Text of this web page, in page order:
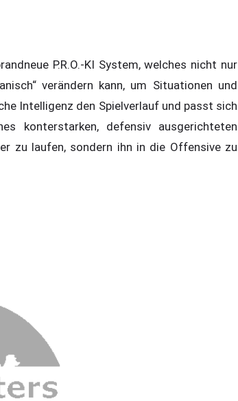
P.R.O.-KI System, welches nicht nur
verändern kann, um Situationen und
Intelligenz den Spielverlauf und passt sich
konterstarken, defensiv ausgerichteten
zu laufen, sondern ihn in die Offensive zu